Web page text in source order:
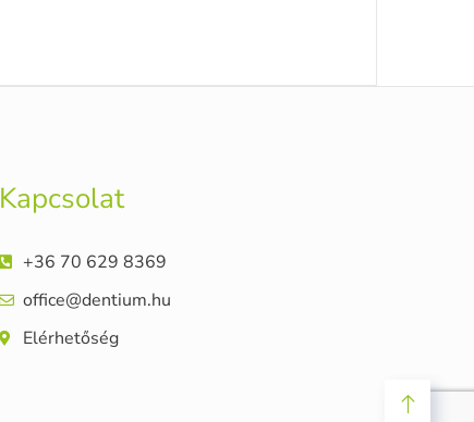
Kapcsolat
+36 70 629 8369
office@dentium.hu
Elérhetőség